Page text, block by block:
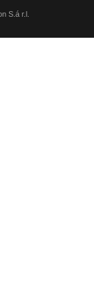
S.á r.l.